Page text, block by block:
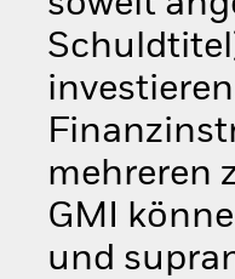
mehreren
GMI
und